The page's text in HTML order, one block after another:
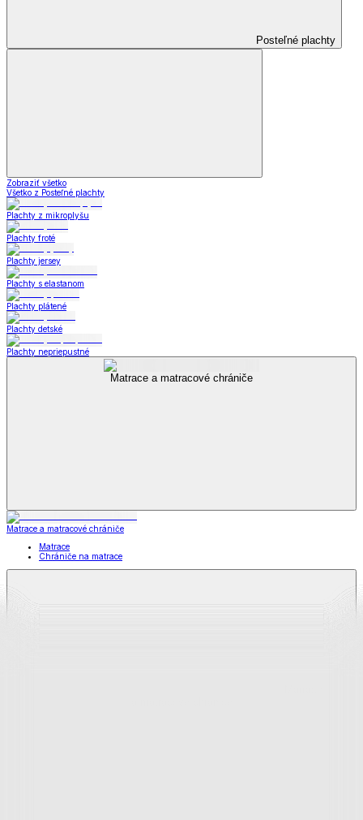
Posteľné plachty
Zobraziť všetko
Všetko z Posteľné plachty
Plachty z mikroplyšu
Plachty froté
Plachty jersey
Plachty s elastanom
Plachty plátené
Plachty detské
Plachty nepriepustné
Matrace a matracové chrániče
Matrace a matracové chrániče
Matrace
Chrániče na matrace